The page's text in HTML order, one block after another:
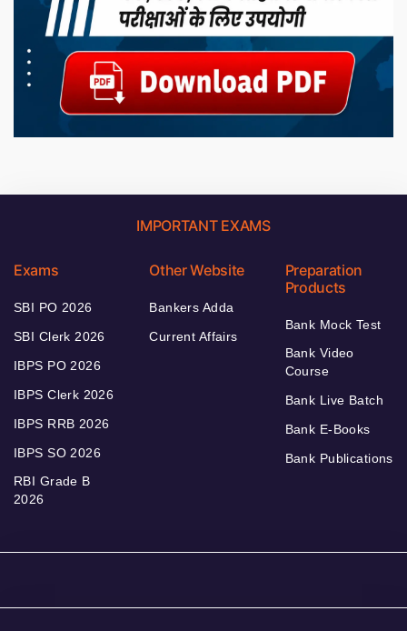
IMPORTANT EXAMS
Exams
SBI PO 2026
SBI Clerk 2026
IBPS PO 2026
IBPS Clerk 2026
IBPS RRB 2026
IBPS SO 2026
RBI Grade B
2026
Other Website
Bankers Adda
Current Affairs
Preparation
Products
Bank Mock Test
Bank Video
Course
Bank Live Batch
Bank E-Books
Bank Publications